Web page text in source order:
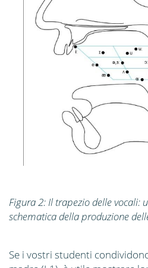
Figura 2: Il trapezio delle vocali:
schematica della produzione
Se i vostri studenti